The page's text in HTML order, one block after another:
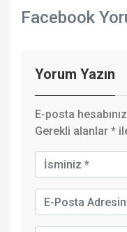
Facebook
Yorum Yazın
E-posta
Gerekli alanlar *